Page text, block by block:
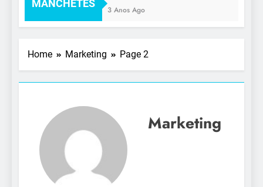
MANCHETES
3 Anos Ago
Home Marketing Page 2
Marketing